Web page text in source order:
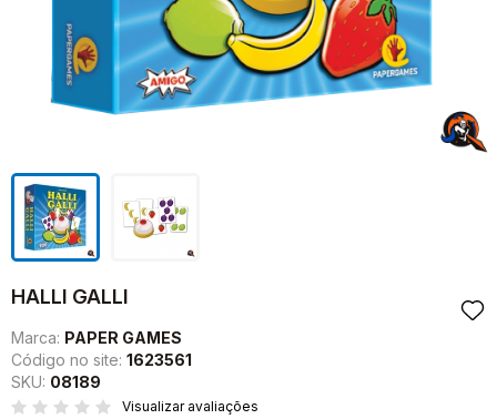
HALLI GALLI
Marca: PAPER GAMES
Código no site: 1623561
SKU: 08189
Visualizar avaliações